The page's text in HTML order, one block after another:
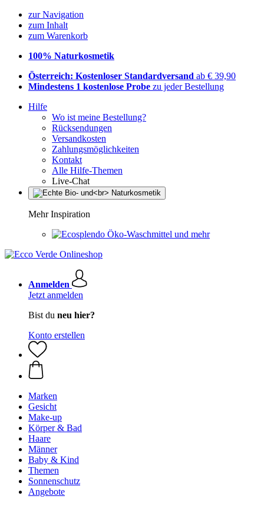
zur Navigation
zum Inhalt
zum Warenkorb
100% Naturkosmetik
Österreich: Kostenloser Standardversand ab € 39,90
Mindestens 1 kostenlose Probe zu jeder Bestellung
Hilfe
Wo ist meine Bestellung?
Rücksendungen
Versandkosten
Zahlungsmöglichkeiten
Kontakt
Alle Hilfe-Themen
Live-Chat
Mehr Inspiration
Öko-Waschmittel und mehr
Anmelden
Jetzt anmelden
Bist du neu hier?
Konto erstellen
Marken
Gesicht
Make-up
Körper & Bad
Haare
Männer
Baby & Kind
Themen
Sonnenschutz
Angebote